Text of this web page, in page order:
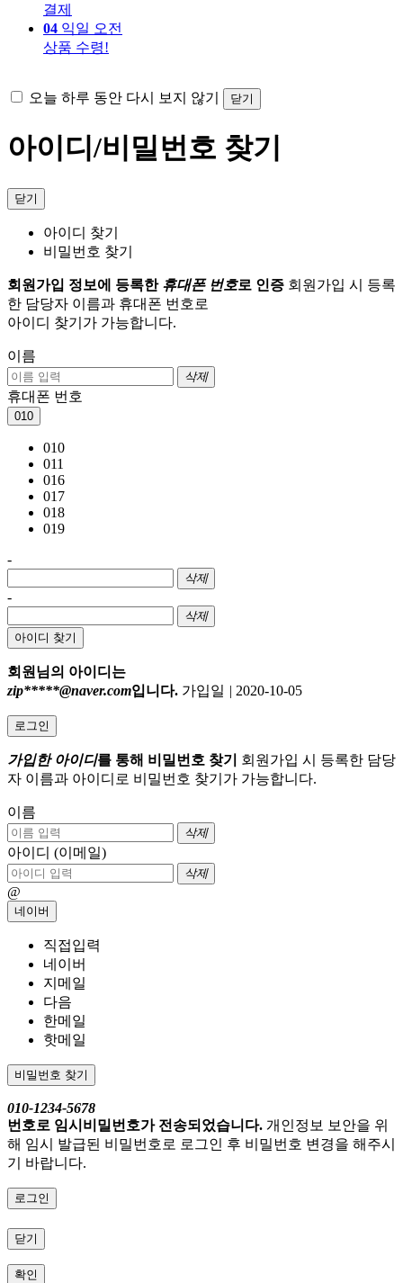
결제
04 익일 오전
상품 수령!
오늘 하루 동안 다시 보지 않기 닫기
아이디/비밀번호 찾기
닫기
아이디 찾기
비밀번호 찾기
회원가입 정보에 등록한 휴대폰 번호로 인증 회원가입 시 등록
한 담당자 이름과 휴대폰 번호로
아이디 찾기가 가능합니다.
이름
삭제
휴대폰 번호
010
010
011
016
017
018
019
-
삭제
-
삭제
아이디 찾기
회원님의 아이디는
zip*****@naver.com입니다. 가입일 | 2020-10-05
로그인
가입한 아이디를 통해 비밀번호 찾기
회원가입 시 등록한 담당
자 이름과 아이디로 비밀번호 찾기가 가능합니다.
이름
삭제
아이디 (이메일)
삭제
@
네이버
직접입력
네이버
지메일
다음
한메일
핫메일
비밀번호 찾기
010-1234-5678
번호로 임시비밀번호가 전송되었습니다. 개인정보 보안을 위
해 임시 발급된 비밀번호로 로그인 후 비밀번호 변경을 해주시
기 바랍니다.
로그인
닫기
확인